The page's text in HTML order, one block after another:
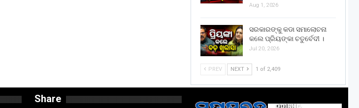
Aug 1, 2026
ସରକାରଙ୍କୁ କଡା ସମାଲୋଚନା
କଲେ ପ୍ରିୟଙ୍କା ଚତୁର୍ବେଦୀ ।
Jul 20, 2026
PREV NEXT 1 of 2,409
Share